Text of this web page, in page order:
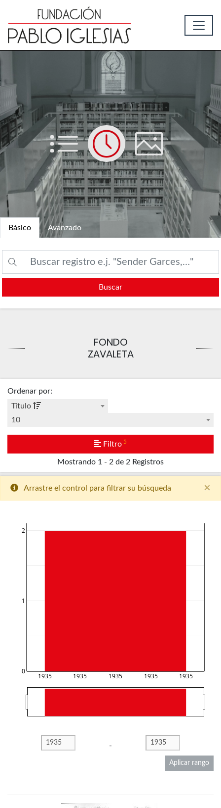
List Time Picture
Básico Avanzado
Buscar
FONDO
ZAVALETA
Mostrando 1 - 2 de 2 Registros
Ordenar por:
Título
10
Filtro 5
×
Arrastre el control para filtrar su búsqueda
1935 1935 1935 1935 1935
0
1
2
-
Aplicar rango